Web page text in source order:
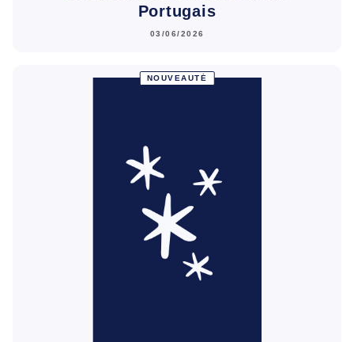
Portugais
03/06/2026
NOUVEAUTÉ